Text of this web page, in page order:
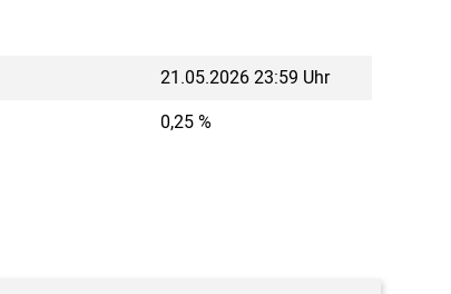
21.05.2026 23:59 Uhr
0,25 %